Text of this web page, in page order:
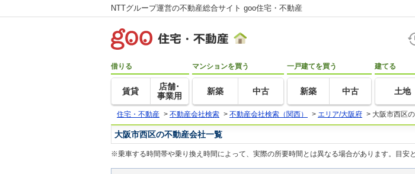
NTTグループ運営の不動産総合サイト goo住宅・不動産
借りる
賃貸
店舗･
事業用
マンションを買う
新築 中古
一戸建てを買う
新築 中古
建てる
土地
住宅・不動産 > 不動産会社検索 > 不動産会社検索（関西） > エリア/大阪府 > 大阪市西区
大阪市西区の不動産会社一覧
※乗車する時間帯や乗り換え時間によって、実際の所要時間とは異なる場合があります。目安